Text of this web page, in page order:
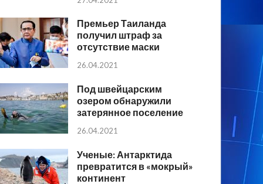
Премьер Таиланда
получил штраф за
отсутствие маски
26.04.2021
Под швейцарским
озером обнаружили
затерянное поселение
26.04.2021
Ученые: Антарктида
превратится в «мокрый»
континент